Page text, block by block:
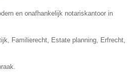
en onafhankelijk notariskantoor in
Familierecht, Estate planning, Erfrecht,